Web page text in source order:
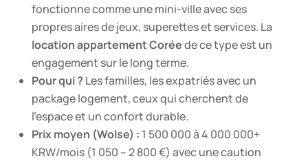
fonctionne comme une mini-ville avec ses
propres aires de jeux, superettes et services. La
location appartement Coréede ce type est un
engagement sur le long terme.
Pour qui ? Les familles, les expatriés avec un
package logement, ceux qui cherchent de
l’espace et un confort durable.
Prix moyen (Wolse) : 1 500 000 à 4 000 000+
KRW/mois (1 050 – 2 800 €) avec une caution